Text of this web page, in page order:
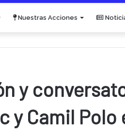
Nuestras Acciones
y
y Camil Polo